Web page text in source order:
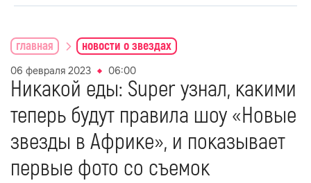
главная новости о звездах
06 февраля 2023 06:00
Никакой еды: Super узнал, какими
теперь будут правила шоу «Новые
звезды в Африке», и показывает
первые фото со съемок